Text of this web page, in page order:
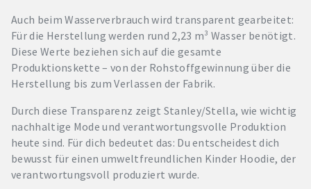
Auch beim Wasserverbrauch wird transparent gearbeitet:
Für die Herstellung werden rund 2,23 m³ Wasser benötigt.
Diese Werte beziehen sich auf die gesamte
Produktionskette – von der Rohstoffgewinnung über die
Herstellung bis zum Verlassen der Fabrik.
Durch diese Transparenz zeigt Stanley/Stella, wie wichtig
nachhaltige Mode und verantwortungsvolle Produktion
heute sind. Für dich bedeutet das: Du entscheidest dich
bewusst für einen umweltfreundlichen Kinder Hoodie, der
verantwortungsvoll produziert wurde.